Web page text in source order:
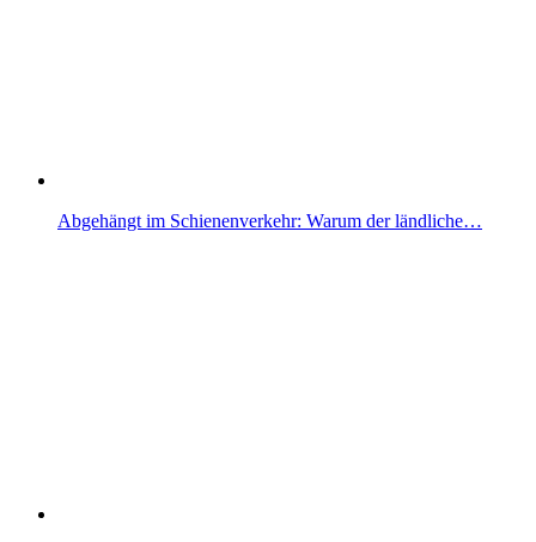
Abgehängt im Schienenverkehr: Warum der ländliche…